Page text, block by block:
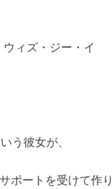
ィズ・ジー・イ
う彼女が、
ポートを受けて作り